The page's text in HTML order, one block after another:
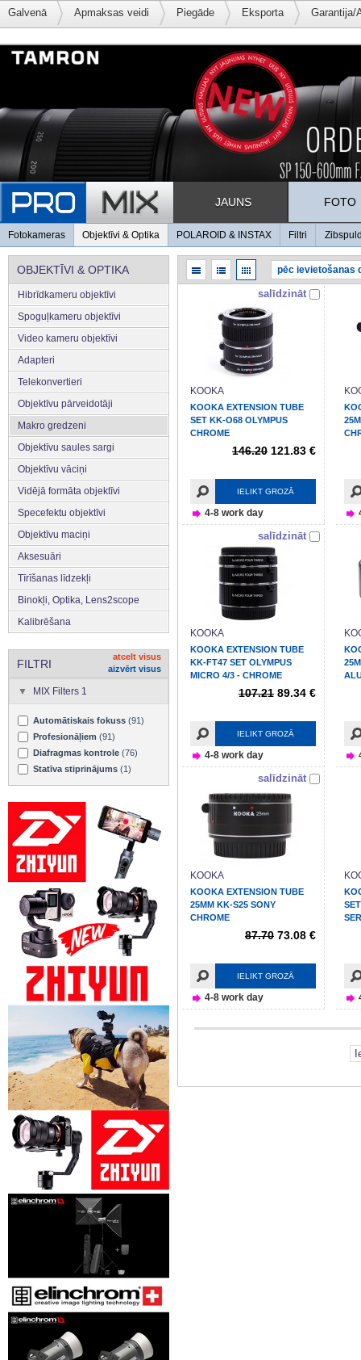
Galvenā Apmaksas veidi Piegāde Eksporta Garantija/
JAUNS FOTO
Fotokameras Objektīvi & Optika POLAROID & INSTAX Filtri
OBJEKTĪVI & OPTIKA
Hibrīdkameru objektīvi
Spoguļkameru objektīvi
Video kameru objektīvi
Adapteri
Telekonvertieri
Objektīvu pārveidotāji
Makro gredzeni
Objektīvu saules sargi
Objektīvu vāciņi
Vidējā formāta objektīvi
Specefektu objektīvi
Objektīvu maciņi
Aksesuāri
Tīrīšanas līdzekļi
Binokļi, Optika, Lens2scope
Kalibrēšana
FILTRI
atcelt visus
aizvērt visus
MIX Filters 1
Automātiskais fokuss (91)
Profesionāļiem (91)
Diafragmas kontrole (76)
Statīva stiprinājums (1)
salīdzināt
KOOKA
KOOKA EXTENSION TUBE
SET KK-O68 OLYMPUS
CHROME
146.20 121.83 €
IELIKT GROZĀ
4-8 work day
salīdzināt
KOOKA
KOOKA EXTENSION TUBE
KK-FT47 SET OLYMPUS
MICRO 4/3 - CHROME
107.21 89.34 €
IELIKT GROZĀ
4-8 work day
salīdzināt
KOOKA
KOOKA EXTENSION TUBE
25MM KK-S25 SONY
CHROME
87.70 73.08 €
IELIKT GROZĀ
4-8 work day